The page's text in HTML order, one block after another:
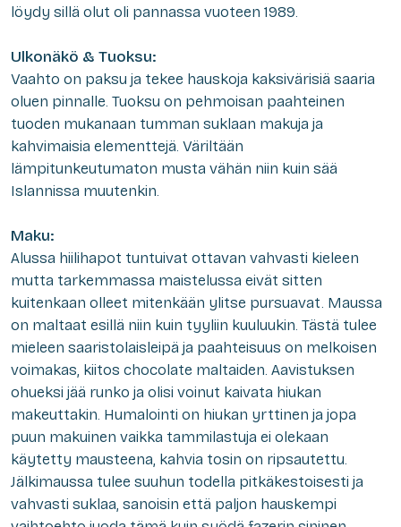
löydy sillä olut oli pannassa vuoteen 1989.
Ulkonäkö & Tuoksu:
Vaahto on paksu ja tekee hauskoja kaksivärisiä saaria
oluen pinnalle. Tuoksu on pehmoisan paahteinen
tuoden mukanaan tumman suklaan makuja ja
kahvimaisia elementtejä. Väriltään
lämpitunkeutumaton musta vähän niin kuin sää
Islannissa muutenkin.
Maku:
Alussa hiilihapot tuntuivat ottavan vahvasti kieleen
mutta tarkemmassa maistelussa eivät sitten
kuitenkaan olleet mitenkään ylitse pursuavat. Maussa
on maltaat esillä niin kuin tyyliin kuuluukin. Tästä tulee
mieleen saaristolaisleipä ja paahteisuus on melkoisen
voimakas, kiitos chocolate maltaiden. Aavistuksen
ohueksi jää runko ja olisi voinut kaivata hiukan
makeuttakin. Humalointi on hiukan yrttinen ja jopa
puun makuinen vaikka tammilastuja ei olekaan
käytetty mausteena, kahvia tosin on ripsautettu.
Jälkimaussa tulee suuhun todella pitkäkestoisesti ja
vahvasti suklaa, sanoisin että paljon hauskempi